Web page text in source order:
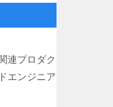
連プロダク
エンジニア